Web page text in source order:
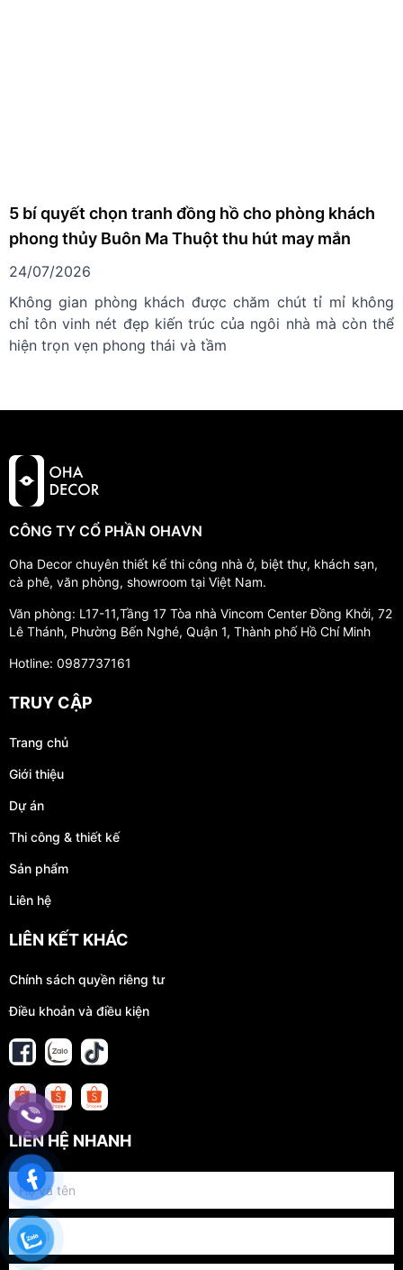
5 bí quyết chọn tranh đồng hồ cho phòng khách
phong thủy Buôn Ma Thuột thu hút may mắn
24/07/2026
Không gian phòng khách được chăm chút tỉ mỉ không
chỉ tôn vinh nét đẹp kiến trúc của ngôi nhà mà còn thể
hiện trọn vẹn phong thái và tầm
CÔNG TY CỔ PHẦN OHAVN
Oha Decor chuyên thiết kế thi công nhà ở, biệt thự, khách sạn,
cà phê, văn phòng, showroom tại Việt Nam.
Văn phòng: L17-11,Tầng 17 Tòa nhà Vincom Center Đồng Khởi, 72
Lê Thánh, Phường Bến Nghé, Quận 1, Thành phố Hồ Chí Minh
Hotline: 0987737161
TRUY CẬP
Trang chủ
Giới thiệu
Dự án
Thi công & thiết kế
Sản phẩm
Liên hệ
LIÊN KẾT KHÁC
Chính sách quyền riêng tư
Điều khoản và điều kiện
LIÊN HỆ NHANH